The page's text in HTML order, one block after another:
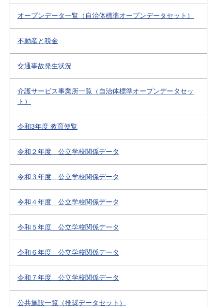
オープンデータ一覧（自治体標準オープンデータセット）
不動産と税金
交通事故発生状況
介護サービス事業所一覧（自治体標準オープンデータセッ
ト）
令和3年度 教育便覧
令和２年度 公立学校関係データ
令和３年度 公立学校関係データ
令和４年度 公立学校関係データ
令和５年度 公立学校関係データ
令和６年度 公立学校関係データ
令和７年度 公立学校関係データ
公共施設一覧（推奨データセット）